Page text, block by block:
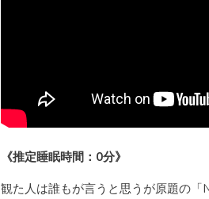
《推定睡眠時間：0分》
観た人は誰もが言うと思うが原題の「